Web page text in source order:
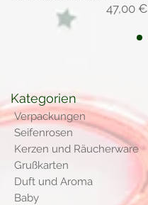
47,00 €
4
Kategorien
Verpackungen
Seifenrosen
Kerzen und Räucherware
Grußkarten
Duft und Aroma
Baby